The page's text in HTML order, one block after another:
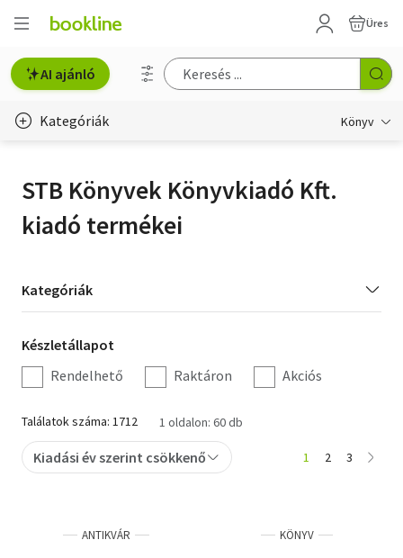
Üres
AI ajánló
Kategóriák Könyv
Erotika
Hobbi, szabadidő
Tankönyv, segédkönyv
STB Könyvek Könyvkiadó Kft.
kiadó termékei
Kategória
szűrés
Kategóriák
Készletállapot
szűrés
Készletállapot
Rendelhető
Raktáron Akciós
Találatok száma: 1712 1 oldalon: 60 db
Kiadási év szerint csökkenő 1 2 3
ANTIKVÁR KÖNYV